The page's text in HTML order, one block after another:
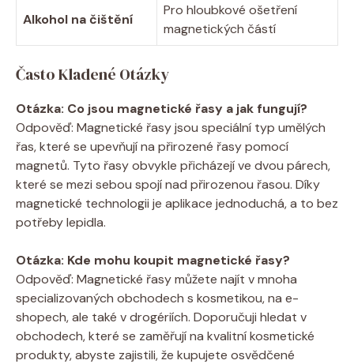
Alkohol na čištění
Pro hloubkové ošetření
magnetických částí
Často Kladené Otázky
Otázka: Co jsou magnetické řasy a jak fungují?
Odpověď: Magnetické řasy jsou speciální typ umělých
řas, které se upevňují na přirozené řasy pomocí
magnetů. Tyto řasy obvykle přicházejí ve dvou párech,
které se mezi sebou spojí nad přirozenou řasou. Díky
magnetické technologii je aplikace jednoduchá, a to bez
potřeby lepidla.
Otázka: Kde mohu koupit magnetické řasy?
Odpověď: Magnetické řasy můžete najít v mnoha
specializovaných obchodech s kosmetikou, na e-
shopech, ale také v drogériích. Doporučuji hledat v
obchodech, které se zaměřují na kvalitní kosmetické
produkty, abyste zajistili, že kupujete osvědčené